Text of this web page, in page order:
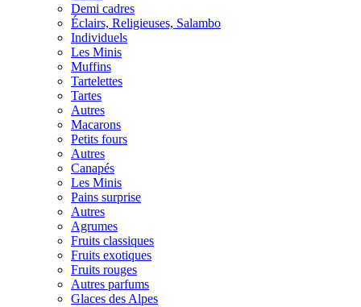
Demi cadres
Éclairs, Religieuses, Salambo
Individuels
Les Minis
Muffins
Tartelettes
Tartes
Autres
Macarons
Petits fours
Autres
Canapés
Les Minis
Pains surprise
Autres
Agrumes
Fruits classiques
Fruits exotiques
Fruits rouges
Autres parfums
Glaces des Alpes